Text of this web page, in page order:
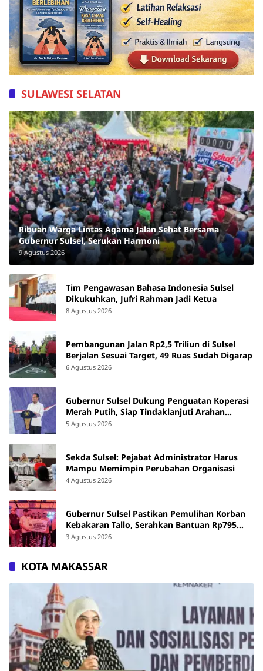
SULAWESI SELATAN
Ribuan Warga Lintas Agama Jalan Sehat Bersama
Gubernur Sulsel, Serukan Harmoni
9 Agustus 2026
Tim Pengawasan Bahasa Indonesia Sulsel
Dikukuhkan, Jufri Rahman Jadi Ketua
8 Agustus 2026
Pembangunan Jalan Rp2,5 Triliun di Sulsel
Berjalan Sesuai Target, 49 Ruas Sudah Digarap
6 Agustus 2026
Gubernur Sulsel Dukung Penguatan Koperasi
Merah Putih, Siap Tindaklanjuti Arahan
Pemerintah Pusat
5 Agustus 2026
Sekda Sulsel: Pejabat Administrator Harus
Mampu Memimpin Perubahan Organisasi
4 Agustus 2026
Gubernur Sulsel Pastikan Pemulihan Korban
Kebakaran Tallo, Serahkan Bantuan Rp795
Juta
3 Agustus 2026
KOTA MAKASSAR